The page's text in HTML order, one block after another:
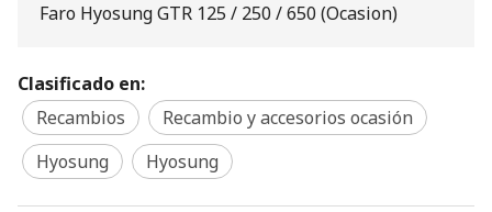
Faro Hyosung GTR 125 / 250 / 650 (Ocasion)
Clasificado en:
Recambios
Recambio y accesorios ocasión
Hyosung
Hyosung